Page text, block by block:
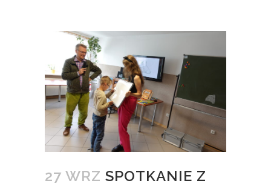
27 WRZ SPOTKANIE Z